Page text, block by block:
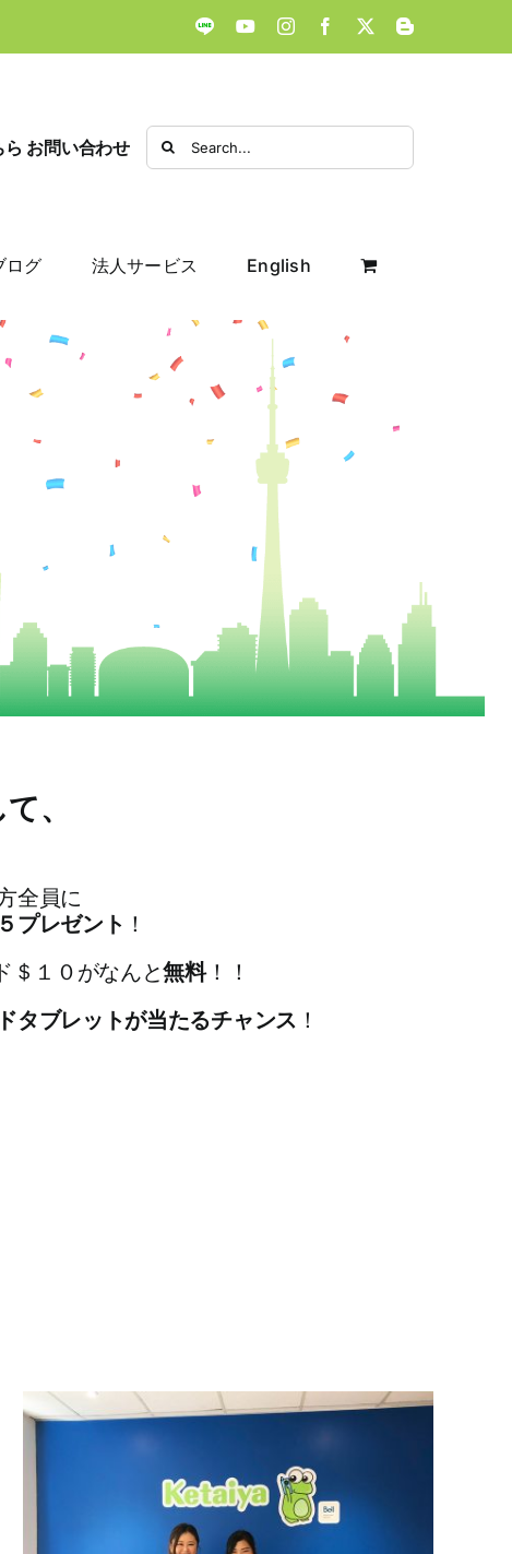
LINE YouTubeInstagramFacebook
X Blogger
ら お問い合わせ
Search
for:
ログ 法人サービス English
、
全員に
プレゼント ！
＄１０がなんと無料！！
タブレットが当たるチャンス ！